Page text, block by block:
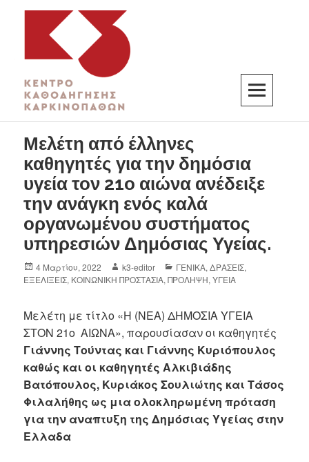
K3
ΚΕΝΤΡΟ ΚΑΘΟΔΗΓΗΣΗΣ ΚΑΡΚΙΝΟΠΑΘΩΝ
Μελέτη από έλληνες
καθηγητές για την δημόσια
υγεία τον 21ο αιώνα ανέδειξε
την ανάγκη ενός καλά
οργανωμένου συστήματος
υπηρεσιών Δημόσιας Υγείας.
4 Μαρτίου, 2022 k3-editor ΓΕΝΙΚΑ,ΔΡΑΣΕΙΣ,
ΕΞΕΛΙΞΕΙΣ, ΚΟΙΝΩΝΙΚΗ ΠΡΟΣΤΑΣΙΑ,ΠΡΟΛΗΨΗ,ΥΓΕΙΑ
Μελέτη με τίτλο «Η (ΝΕΑ) ΔΗΜΟΣΙΑ ΥΓΕΙΑ
ΣΤΟΝ 21ο ΑΙΩΝΑ», παρουσίασαν οι καθηγητές
Γιάννης Τούντας και Γιάννης Κυριόπουλος
καθώς και οι καθηγητές Αλκιβιάδης
Βατόπουλος, Κυριάκος Σουλιώτης και Τάσος
Φιλαλήθης ως μια ολοκληρωμένη πρόταση
για την αναπτυξη της Δημόσιας Υγείας στην
Ελλαδα